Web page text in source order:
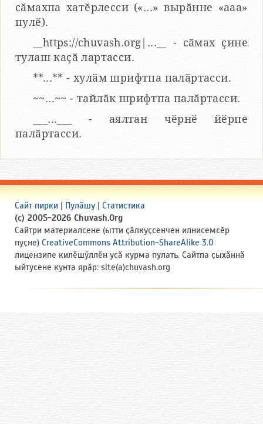
сӑмахпа хатӗрлесси («...» вырӑнне «ааа»
пулӗ).
__https://chuvash.org|...__ - сӑмах ҫине
тулаш каҫӑ лартасси.
**...** - хулӑм шрифтпа палӑртасси.
~~...~~ - тайлӑк шрифтпа палӑртасси.
___...___ - аялтан чӗрнӗ йӗрпе
палӑртасси.
Сайт пирки | Пулӑшу | Статистика
(c) 2005-2026 Chuvash.Org
Сайтри материалсене (ытти ҫӑлкуҫсенчен илнисемсӗр
пуҫне) CreativeCommons Attribution-ShareAlike 3.0
лицензипе килӗшӳллӗн усӑ курма пулать. Сайтпа ҫыхӑннӑ
ыйтусене кунта ярӑр: site(a)chuvash.org